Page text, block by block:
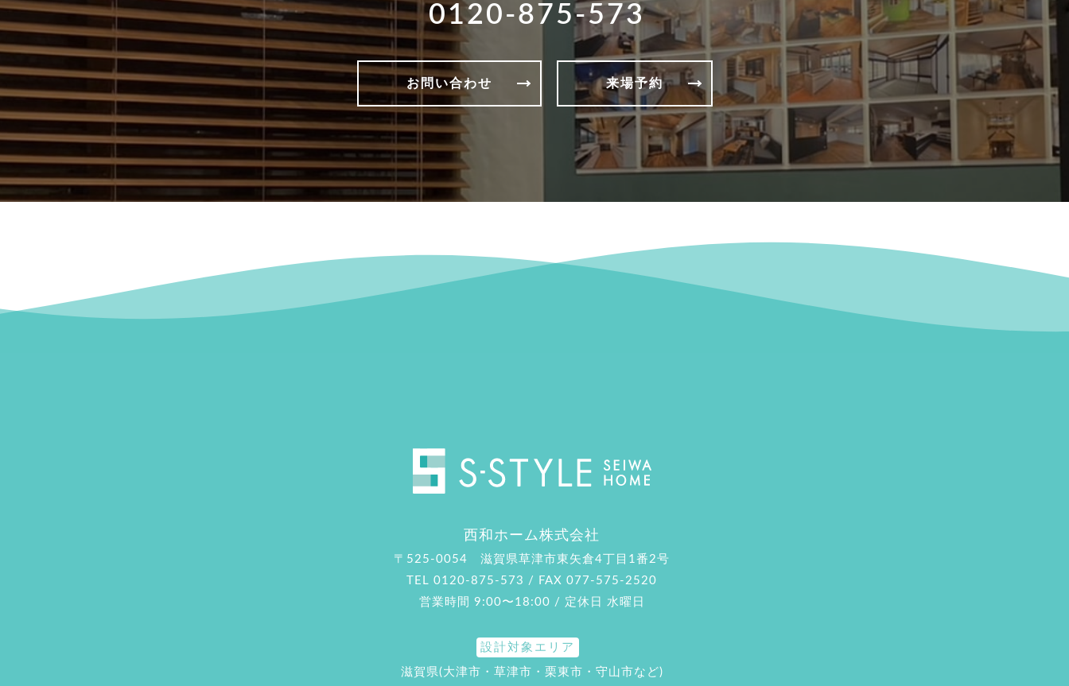
0120-875-573
お問い合わせ 来場予約
西和ホーム株式会社
〒525-0054 滋賀県草津市東矢倉4丁目1番2号
TEL 0120-875-573 / FAX 077-575-2520
営業時間 9:00〜18:00 / 定休日 水曜日
設計対象エリア
滋賀県(大津市・草津市・栗東市・守山市など)